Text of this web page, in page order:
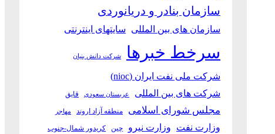
سازمان بنادر و دریانوردی
سازمان های بین المللی سایتهای اینترنتی
سرخط خبرها شرکت دانش بنیان
شرکت ملی نفت ایران (nioc)
شرکت های بین المللی
عربستان سعودی قایق
مجلس شورای اسلامی منطقه آزاد اروند مهاجر
وزارت نفت وزارت نیرو چین کریدور شمال-جنوب